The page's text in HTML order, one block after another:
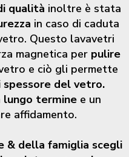
qualità inoltre è stata
in caso di caduta
Questo lavavetri
magnetica per pulire
e ciò gli permette
spessore del vetro.
terminee un
affidamento.
& della famiglia scegli